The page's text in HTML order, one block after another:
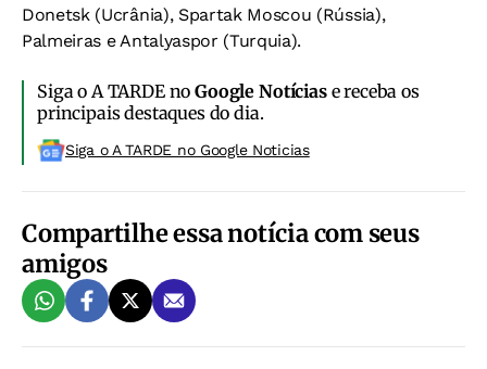
Donetsk (Ucrânia), Spartak Moscou (Rússia),
Palmeiras e Antalyaspor (Turquia).
Siga o A TARDE noGoogle Notíciase receba os
principais destaques do dia.
Siga o A TARDE no Google Noticias
Compartilhe essa notícia com seus
amigos